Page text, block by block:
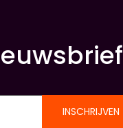
INSCHRIJVEN